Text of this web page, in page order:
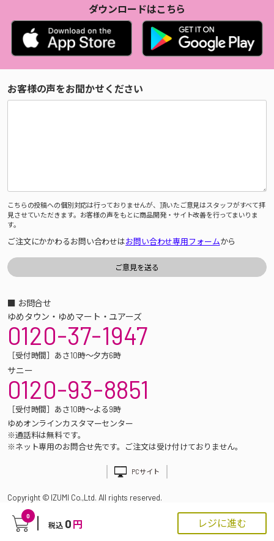
0
税込 0 円 レジに進む
ダウンロードはこちら
お客様の声をお聞かせください
こちらの投稿への個別対応は行っておりませんが、頂いたご意見はスタッフがすべて拝
見させていただきます。お客様の声をもとに商品開発・サイト改善を行ってまいりま
す。
ご注文にかかわるお問い合わせはお問い合わせ専用フォームから
■ お問合せ
ゆめタウン・ゆめマート・ユアーズ
0120-37-1947
［受付時間］あさ10時～夕方6時
サニー
0120-93-8851
［受付時間］あさ10時～よる9時
ゆめオンラインカスタマーセンター
※通話料は無料です。
※ネット専用のお問合せ先です。ご注文は受け付けておりません。
PCサイト
Copyright © IZUMI Co.,Ltd. All rights reserved.